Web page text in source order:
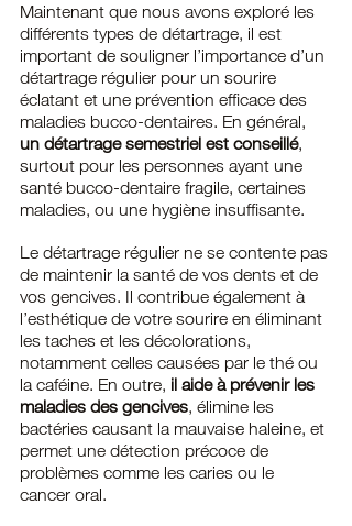
Maintenant que nous avons exploré les
différents types de détartrage, il est
important de souligner l’importance d’un
détartrage régulier pour un sourire
éclatant et une prévention efficace des
maladies bucco-dentaires. En général,
un détartrage semestriel est conseillé,
surtout pour les personnes ayant une
santé bucco-dentaire fragile, certaines
maladies, ou une hygiène insuffisante.
Le détartrage régulier ne se contente pas
de maintenir la santé de vos dents et de
vos gencives. Il contribue également à
l’esthétique de votre sourire en éliminant
les taches et les décolorations,
notamment celles causées par le thé ou
la caféine. En outre, il aide à prévenir les
maladies des gencives, élimine les
bactéries causant la mauvaise haleine, et
permet une détection précoce de
problèmes comme les caries ou le
cancer oral.